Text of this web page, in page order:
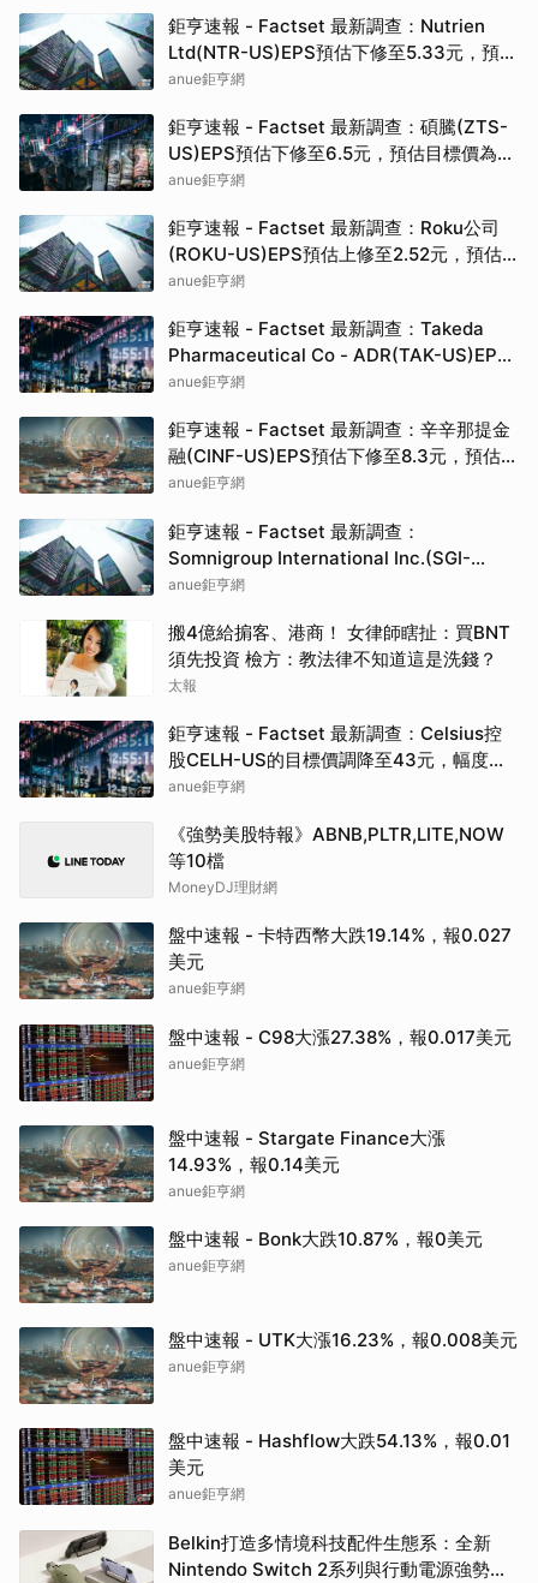
鉅亨速報 - Factset 最新調查：Nutrien
Ltd(NTR-US)EPS預估下修至5.33元，預估
目標價為80.00元
anue鉅亨網
鉅亨速報 - Factset 最新調查：碩騰(ZTS-
US)EPS預估下修至6.5元，預估目標價為
90.00元
anue鉅亨網
鉅亨速報 - Factset 最新調查：Roku公司
(ROKU-US)EPS預估上修至2.52元，預估
目標價為160.00元
anue鉅亨網
鉅亨速報 - Factset 最新調查：Takeda
Pharmaceutical Co - ADR(TAK-US)EPS
預估上修至0.37元，預估目標價為19.82元
anue鉅亨網
鉅亨速報 - Factset 最新調查：辛辛那提金
融(CINF-US)EPS預估下修至8.3元，預估目
標價為192.50元
anue鉅亨網
鉅亨速報 - Factset 最新調查：
Somnigroup International Inc.(SGI-
US)EPS預估下修至3元，預估目標價為
anue鉅亨網
搬4億給掮客、港商！ 女律師瞎扯：買BNT
須先投資 檢方：教法律不知道這是洗錢？
太報
鉅亨速報 - Factset 最新調查：Celsius控
股CELH-US的目標價調降至43元，幅度約
3.37%
anue鉅亨網
《強勢美股特報》ABNB,PLTR,LITE,NOW
等10檔
MoneyDJ理財網
盤中速報 - 卡特西幣大跌19.14%，報0.027
美元
anue鉅亨網
盤中速報 - C98大漲27.38%，報0.017美元
anue鉅亨網
盤中速報 - Stargate Finance大漲
14.93%，報0.14美元
anue鉅亨網
盤中速報 - Bonk大跌10.87%，報0美元
anue鉅亨網
盤中速報 - UTK大漲16.23%，報0.008美元
anue鉅亨網
盤中速報 - Hashflow大跌54.13%，報0.01
美元
anue鉅亨網
Belkin打造多情境科技配件生態系：全新
Nintendo Switch 2系列與行動電源強勢登